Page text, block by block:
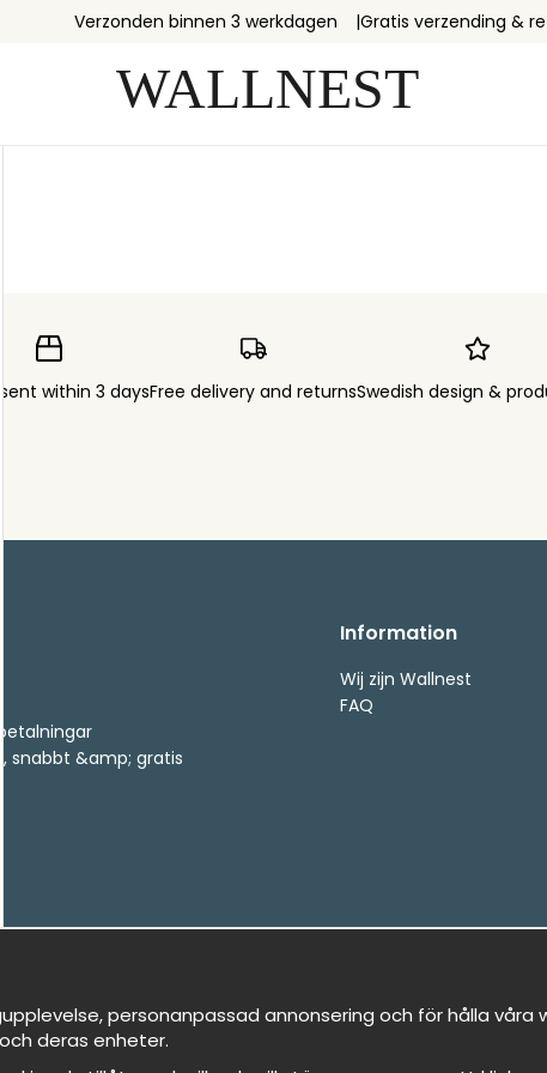
Verzonden binnen 3 werkdagen Gratis verzending &
sent within 3 daysFree delivery and returnsSwedish design &
snabbt &amp; gratis
Information
Wij zijn Wallnest
FAQ
personanpassad annonsering och för hålla
deras enheter.